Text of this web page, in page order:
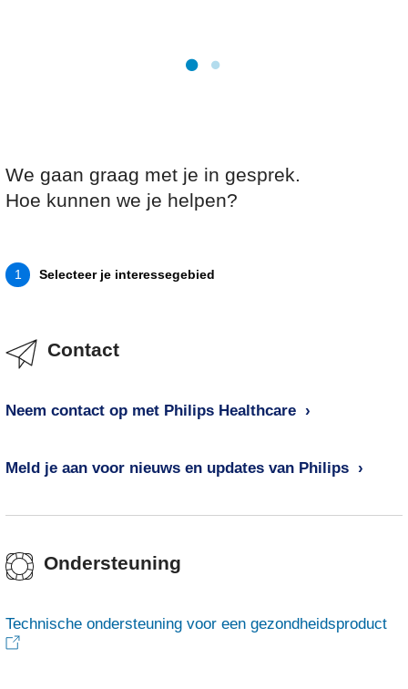
We gaan graag met je in gesprek.
Hoe kunnen we je helpen?
1 Selecteer je interessegebied
Contact
Neem contact op met Philips Healthcare
Meld je aan voor nieuws en updates van Philips
Ondersteuning
Technische ondersteuning voor een gezondheidsproduct